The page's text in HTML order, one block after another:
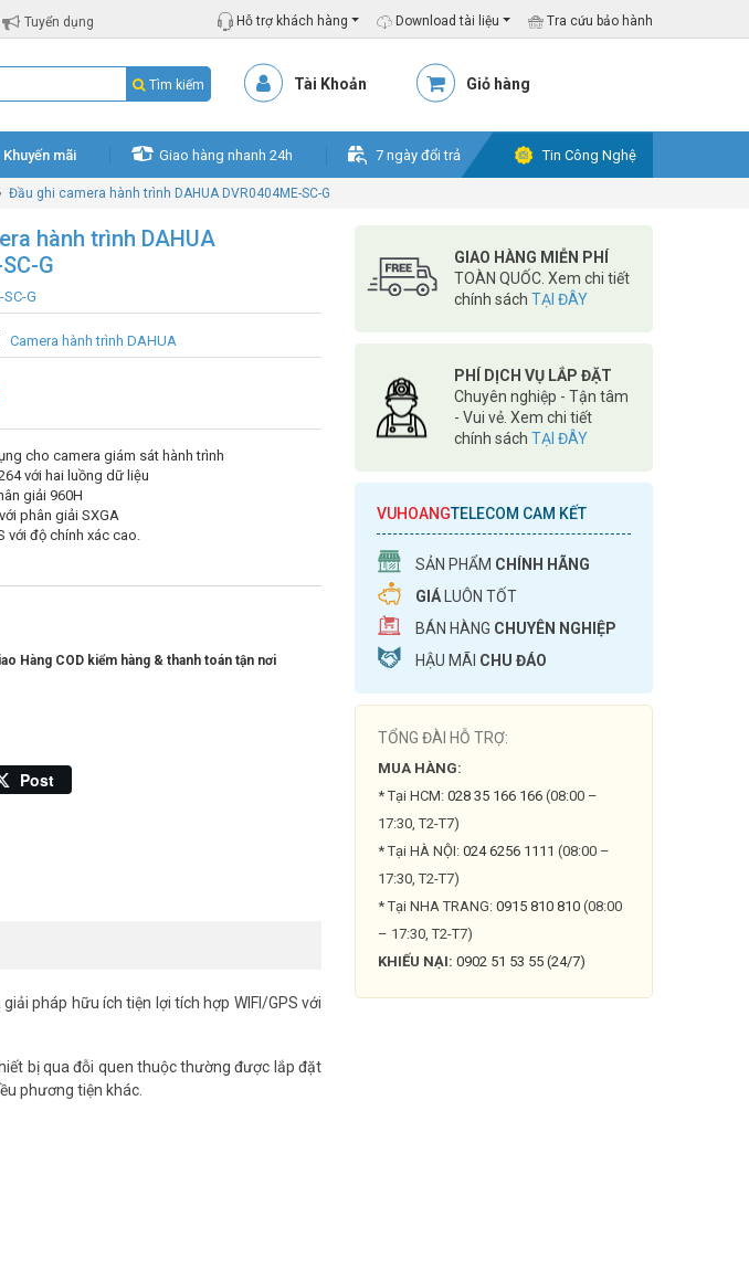
Tuyển dụng Hỗ trợ khách hàng Download tài liệu Tra cứu bảo hành
Tìm kiếm Tài Khoản Giỏ hàng
Khuyến mãi Giao hàng nhanh 24h 7 ngày đổi trả Tin Công Nghệ
Đầu ghi camera hành trình DAHUA DVR0404ME-SC-G
hành trình DAHUA
G
G
Camera hành trình DAHUA
cho camera giám sát hành trình
với hai luồng dữ liệu
giải 960H
phân giải SXGA
với độ chính xác cao.
Hàng COD kiểm hàng & thanh toán tận nơi
Post
pháp hữu ích tiện lợi tích hợp WIFI/GPS với
bị qua đỗi quen thuộc thường được lắp đặt
phương tiện khác.
GIAO HÀNG MIỄN PHÍ
TOÀN QUỐC. Xem chi tiết
chính sách TẠI ĐÂY
PHÍ DỊCH VỤ LẮP ĐẶT
Chuyên nghiệp - Tận tâm
- Vui vẻ. Xem chi tiết
chính sách TẠI ĐÂY
VUHOANGTELECOM CAM KẾT
SẢN PHẨM CHÍNH HÃNG
GIÁ LUÔN TỐT
BÁN HÀNG CHUYÊN NGHIỆP
HẬU MÃI CHU ĐÁO
TỔNG ĐÀI HỖ TRỢ:
MUA HÀNG:
* Tại HCM: 028 35 166 166 (08:00 –
17:30, T2-T7)
* Tại HÀ NỘI: 024 6256 1111 (08:00 –
17:30, T2-T7)
* Tại NHA TRANG: 0915 810 810 (08:00
– 17:30, T2-T7)
KHIẾU NẠI: 0902 51 53 55 (24/7)